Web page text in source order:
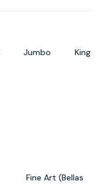
Jumbo King
Fine Art (Bellas